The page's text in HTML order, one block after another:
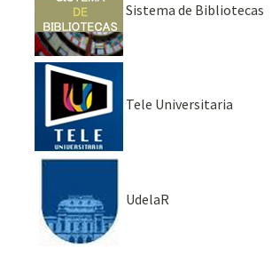
Sistema de Bibliotecas
Tele Universitaria
UdelaR